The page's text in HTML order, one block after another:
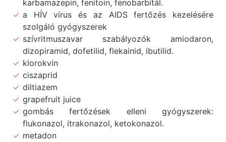
karbamazepin, fenitoin, fenobarbitál.
a HÍV vírus és az AIDS fertőzés kezelésére
szolgáló gyógyszerek
szívritmuszavar szabályozók amiodaron,
dizopiramid, dofetilid, flekainid, ibutilid.
klorokvin
ciszaprid
diltiazem
grapefruit juice
gombás fertőzések elleni gyógyszerek:
flukonazol, itrakonazol, ketokonazol.
metadon